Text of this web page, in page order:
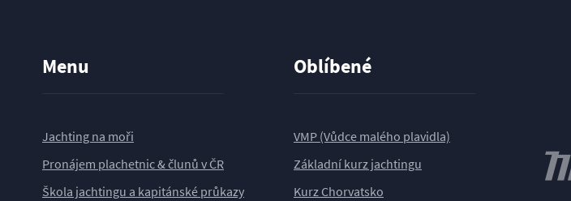
Menu
Jachting na moři
Pronájem plachetnic & člunů v ČR
Škola jachtingu a kapitánské průkazy
Oblíbené
VMP (Vůdce malého plavidla)
Základní kurz jachtingu
Kurz Chorvatsko